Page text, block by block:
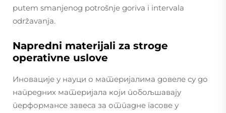
putem smanjenog potrošnje goriva i intervala
održavanja.
Napredni materijali za stroge
operativne uslove
Иновације у науци о материјалима довеле су до
напредних материјала који побољшавају
перформансе завеса за отпадне гасове у